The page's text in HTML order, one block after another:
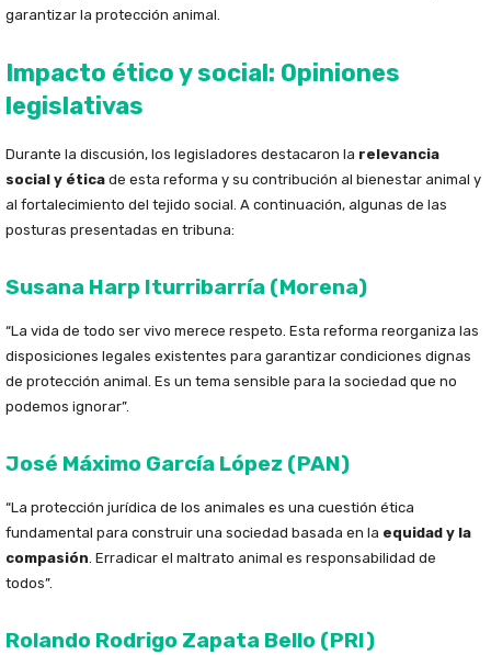
garantizar la protección animal.
Impacto ético y social: Opiniones
legislativas
Durante la discusión, los legisladores destacaron la relevancia
social y ética de esta reforma y su contribución al bienestar animal y
al fortalecimiento del tejido social. A continuación, algunas de las
posturas presentadas en tribuna:
Susana Harp Iturribarría (Morena)
“La vida de todo ser vivo merece respeto. Esta reforma reorganiza las
disposiciones legales existentes para garantizar condiciones dignas
de protección animal. Es un tema sensible para la sociedad que no
podemos ignorar”.
José Máximo García López (PAN)
“La protección jurídica de los animales es una cuestión ética
fundamental para construir una sociedad basada en la equidad y la
compasión. Erradicar el maltrato animal es responsabilidad de
todos”.
Rolando Rodrigo Zapata Bello (PRI)